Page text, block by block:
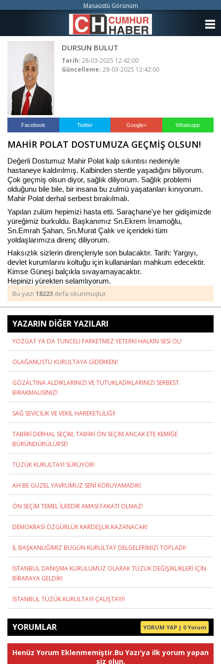
DURSUN BULUT
Tarih: 28-03-2025 12:42:00
Güncelleme: 28-03-2025 12:42:00
Facebook Twitter Google+ Whatsapp
MAHİR POLAT DOSTUMUZA GEÇMİŞ OLSUN!
Değerli Dostumuz Mahir Polat kalp sıkıntısı nedeniyle
hastaneye kaldırılmış. Kalbinden stentle yaşadığını biliyorum.
Çok geçmiş olsun diyor, sağlık diliyorum. Sağlık problemi
olduğunu bile bile, bir insana bu zulmü yaşatanları kınıyorum.
Mahir Polat derhal serbest bırakılmalı.
Yapılan zulüm hepimizi hasta etti. Saraçhane'ye her gidişimizde
yüreğimiz burkuldu. Başkanımız Sn.Ekrem İmamoğlu,
Sn.Emrah Şahan, Sn.Murat Çalık ve içerideki tüm
yoldaşlarımıza direnç diliyorum.
Haksızlık sizlerin dirençleriyle son bulacaktır. Tarih: Yargıyı,
devlet kurumlarını koltuğu için kullananları mahkum edecektir.
Kimse Güneşi balçıkla sıvayamayacaktır.
Hepinizi yürekten selamlıyorum.
Bu yazı 18223 defa okunmuştur.
YAZARIN DİĞER YAZILARI
YOZGAT YA DA TUNCELİ FARKETMEZ YETERKİ HALKIN SESİ OL!
OLAĞANÜSTÜ KURULTAYA GİDERKEN!
GÖZALTINA ALDIKLARINIZI VE TUTUKLADIKLARINIZI SERBEST
BIRAKMALISINIZ!
SAĞ SEVİCİLİK VE VEKİL HAREKETLİLİĞİ!
TABİİKİ DERHAL SEÇİM, TABİİKİ ÖN SEÇİM ANCAK ETE KEMİĞE
BÜRÜNDÜRÜLÜRSE!
TÜZÜK KURULTAYI SÜRÜYOR!
AH BE GÜZEL YAVRUMUZ SENİ KORUYAMADIK!
ÖN SEÇİM TEMEL İLKEDİR AMASI FAKATI OLMAZ!
DEMOKRASİ ÖZGÜRLÜK KARDEŞLİK KAZANACAK!
İL BAŞKANLIĞIMIZ BUGÜN KURULTAY DELGELERİMİZİ TOPLADI!
İSTANBUL DANIŞMA KURULUMUZ OLARAK TÜZÜK DEĞİŞİKLİKLERİ İÇİN
BİRARAYA GELDİK!
İSTANBUL TÜZÜK KURULTAYI ÇALIŞTAYI!
YORUMLAR YORUM YAP | 0 Yorum
Henüz Yorum Eklenmemiştir.Bu Yazı'ya ilk yorum yapan
siz olun.
Masaüstü Görünüm
YAZARLAR
FOTO GALERİ
VİDEO GALERİ
KÜNYE
İLETİŞİM
Haberin Doğru Adresi.